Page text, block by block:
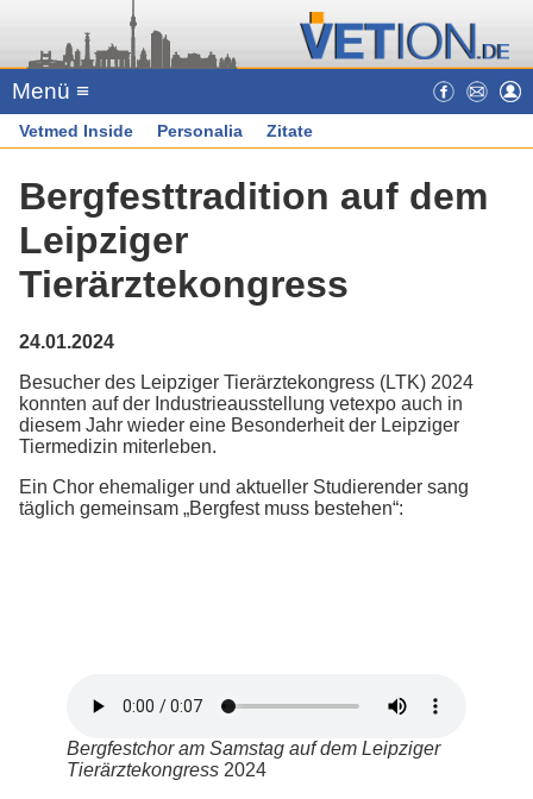
Menü ≡
Vetmed Inside Personalia Zitate
Bergfesttradition auf dem
Leipziger
Tierärztekongress
24.01.2024
Besucher des Leipziger Tierärztekongress (LTK) 2024
konnten auf der Industrieausstellung vetexpo auch in
diesem Jahr wieder eine Besonderheit der Leipziger
Tiermedizin miterleben.
Ein Chor ehemaliger und aktueller Studierender sang
täglich gemeinsam „Bergfest muss bestehen“:
Bergfestchor am Samstag auf dem Leipziger
Tierärztekongress 2024